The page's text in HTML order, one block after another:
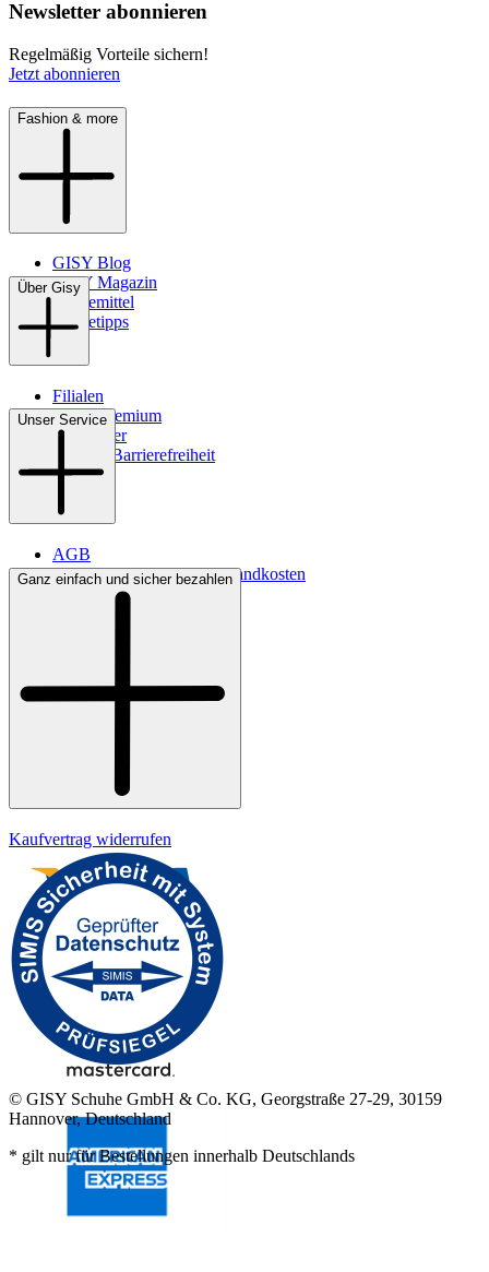
Newsletter abonnieren
Regelmäßig Vorteile sichern!
Jetzt abonnieren
Fashion & more
GISY Blog
GISY Magazin
Pflegemittel
Pflegetipps
Über Gisy
Filialen
WMS-Premium
Newsletter
Digitale Barrierefreiheit
Unser Service
AGB
Lieferbedingungen & Versandkosten
Bezahlung
Ganz einfach und sicher bezahlen
Kaufvertrag widerrufen
© GISY Schuhe GmbH & Co. KG, Georgstraße 27-29, 30159
Hannover, Deutschland
* gilt nur für Bestellungen innerhalb Deutschlands